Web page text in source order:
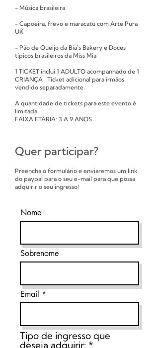
- Música brasileira
- Capoeira, frevo e maracatu com Arte Pura
UK
- Pão de Queijo da Bia's Bakery e Doces
típicos brasileiros da Miss Mia
1 TICKET inclui 1 ADULTO acompanhado de 1
CRIANÇA . Ticket adicional para irmãos
vendido separadamente.
A quantidade de tickets para este evento é
limitada
F AIXA ETÁRIA: 3 A 9 ANOS
Quer participar?
Preencha o formulário e enviaremos um link
do paypal para o seu e-mail para que possa
adquirir o seu ingresso!
Nome
Sobrenome
Email
Tipo de ingresso que
deseja adquirir: *